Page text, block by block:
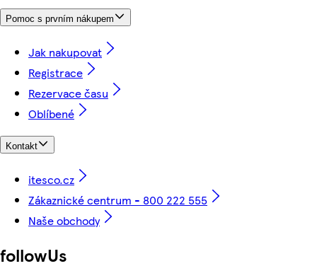
Pomoc s prvním nákupem
Jak nakupovat
Registrace
Rezervace času
Oblíbené
Kontakt
itesco.cz
Zákaznické centrum - 800 222 555
Naše obchody
followUs